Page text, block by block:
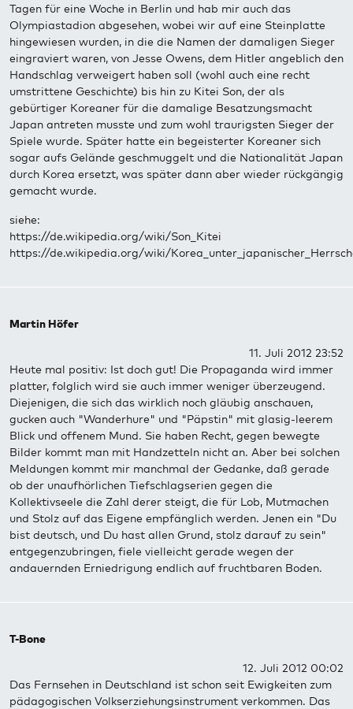
Tagen für eine Woche in Berlin und hab mir auch das
Olympiastadion abgesehen, wobei wir auf eine Steinplatte
hingewiesen wurden, in die die Namen der damaligen Sieger
eingraviert waren, von Jesse Owens, dem Hitler angeblich den
Handschlag verweigert haben soll (wohl auch eine recht
umstrittene Geschichte) bis hin zu Kitei Son, der als
gebürtiger Koreaner für die damalige Besatzungsmacht
Japan antreten musste und zum wohl traurigsten Sieger der
Spiele wurde. Später hatte ein begeisterter Koreaner sich
sogar aufs Gelände geschmuggelt und die Nationalität Japan
durch Korea ersetzt, was später dann aber wieder rückgängig
gemacht wurde.
siehe:
https://de.wikipedia.org/wiki/Son_Kitei
https://de.wikipedia.org/wiki/
Martin Höfer
11. Juli 2012 23:52
Heute mal positiv: Ist doch gut! Die Propaganda wird immer
platter, folglich wird sie auch immer weniger überzeugend.
Diejenigen, die sich das wirklich noch gläubig anschauen,
gucken auch "Wanderhure" und "Päpstin" mit glasig-leerem
Blick und offenem Mund. Sie haben Recht, gegen bewegte
Bilder kommt man mit Handzetteln nicht an. Aber bei solchen
Meldungen kommt mir manchmal der Gedanke, daß gerade
ob der unaufhörlichen Tiefschlagserien gegen die
Kollektivseele die Zahl derer steigt, die für Lob, Mutmachen
und Stolz auf das Eigene empfänglich werden. Jenen ein "Du
bist deutsch, und Du hast allen Grund, stolz darauf zu sein"
entgegenzubringen, fiele vielleicht gerade wegen der
andauernden Erniedrigung endlich auf fruchtbaren Boden.
T-Bone
12. Juli 2012 00:02
Das Fernsehen in Deutschland ist schon seit Ewigkeiten zum
pädagogischen Volkserziehungsinstrument verkommen. Das